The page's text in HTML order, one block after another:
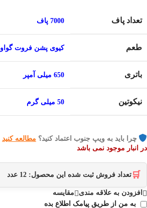
تعداد پاف 7000 پاف
طعم کیوی پشن فروت گواوا
باتری 650 میلی آمپر
نیکوتین 50 میلی گرم
چرا باید به ویپ جنوب اعتماد کنید؟ مطالعه کنید
در انبار موجود نمی باشد
🛒 تعداد فروش ثبت شده این محصول: 12 عدد
افزودن به علاقه مندی
مقایسه
به من از طریق پیامک اطلاع بده